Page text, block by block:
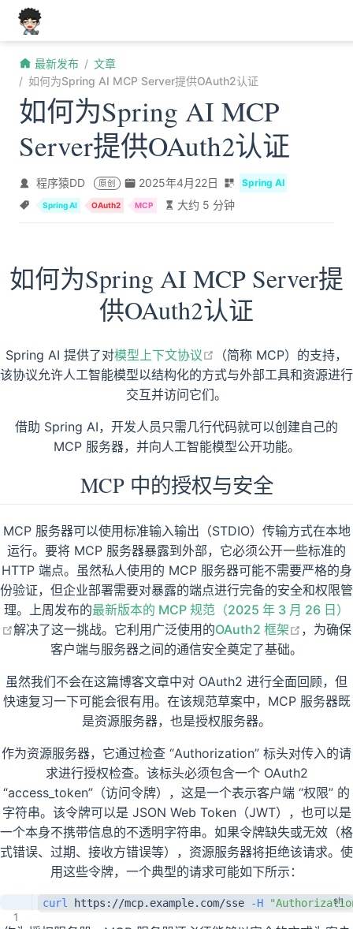
跳至主要內容
最新发布
文章
如何为Spring AI MCP Server提供OAuth2认证
如何为Spring AI MCP
Server提供OAuth2认证
程序猿DD 原创 2025年4月22日 Spring AI
Spring AI OAuth2 MCP 大约 5 分钟
如何为Spring AI MCP Server提
供OAuth2认证
Spring AI 提供了对模型上下文协议 open in new window
（简称 MCP）的支持，
该协议允许人工智能模型以结构化的方式与外部工具和资源进行
交互并访问它们。
借助 Spring AI，开发人员只需几行代码就可以创建自己的
MCP 服务器，并向人工智能模型公开功能。
MCP 中的授权与安全
MCP 服务器可以使用标准输入输出（STDIO）传输方式在本地
运行。要将 MCP 服务器暴露到外部，它必须公开一些标准的
HTTP 端点。虽然私人使用的 MCP 服务器可能不需要严格的身
份验证，但企业部署需要对暴露的端点进行完备的安全和权限管
理。上周发布的最新版本的 MCP 规范（2025 年 3 月 26 日）
open in new window
解决了这一挑战。它利用广泛使用的OAuth2 框架 open in
，为确保
客户端与服务器之间的通信安全奠定了基础。
虽然我们不会在这篇博客文章中对 OAuth2 进行全面回顾，但
快速复习一下可能会很有用。在该规范草案中，MCP 服务器既
是资源服务器，也是授权服务器。
作为资源服务器，它通过检查 “Authorization” 标头对传入的请
求进行授权检查。该标头必须包含一个 OAuth2
“access_token”（访问令牌），这是一个表示客户端 “权限” 的
字符串。该令牌可以是 JSON Web Token（JWT），也可以是
一个本身不携带信息的不透明字符串。如果令牌缺失或无效（格
式错误、过期、接收方错误等），资源服务器将拒绝该请求。使
用这些令牌，一个典型的请求可能如下所示：
curl https://mcp.example.com/sse -H